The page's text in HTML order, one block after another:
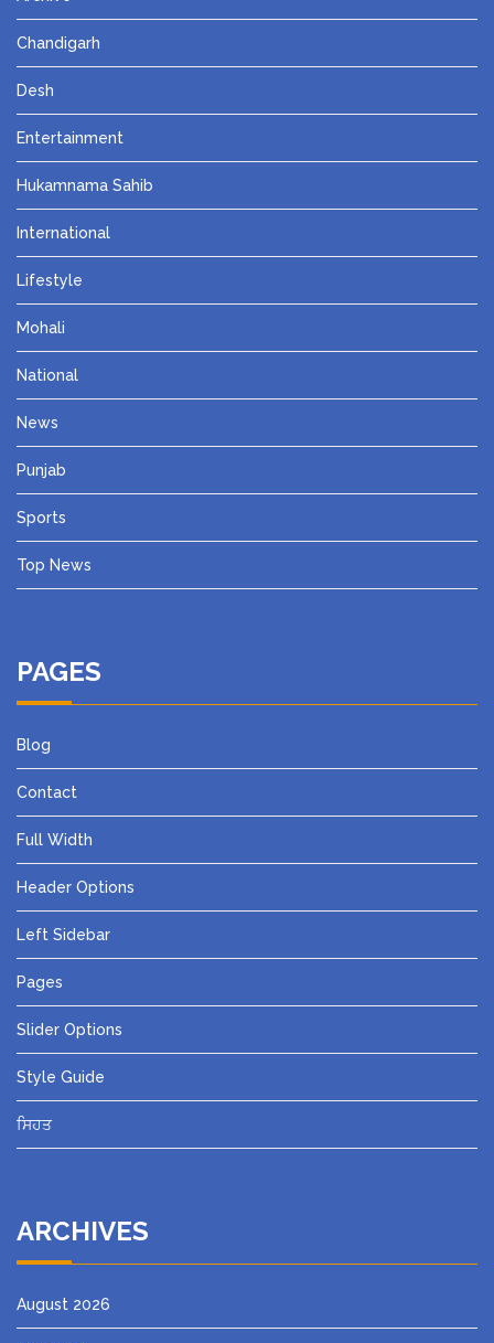
Chandigarh
Desh
Entertainment
Hukamnama Sahib
International
Lifestyle
Mohali
National
News
Punjab
Sports
Top News
PAGES
Blog
Contact
Full Width
Header Options
Left Sidebar
Pages
Slider Options
Style Guide
ਸਿਹਤ
ARCHIVES
August 2026